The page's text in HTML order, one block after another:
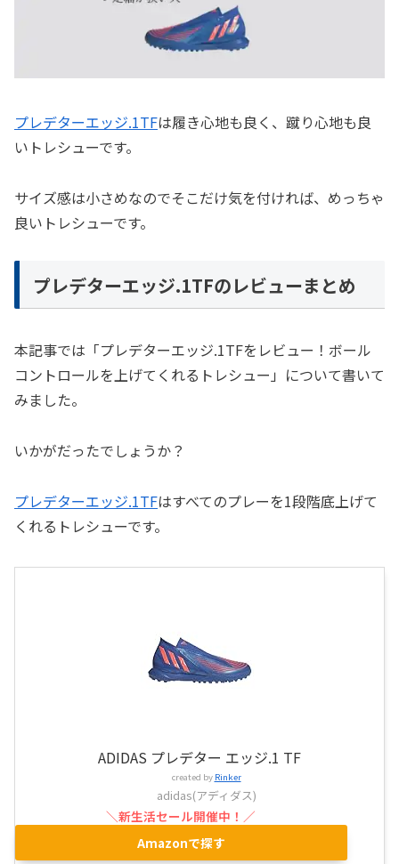
プレデターエッジ.1TFは履き心地も良く、蹴り心地も良
いトレシューです。
サイズ感は小さめなのでそこだけ気を付ければ、めっちゃ
良いトレシューです。
プレデターエッジ.1TFのレビューまとめ
本記事では「プレデターエッジ.1TFをレビュー！ボール
コントロールを上げてくれるトレシュー」について書いて
みました。
いかがだったでしょうか？
プレデターエッジ.1TFはすべてのプレーを1段階底上げて
くれるトレシューです。
ADIDAS プレデター エッジ.1 TF
created by Rinker
adidas(アディダス)
Amazonで探す